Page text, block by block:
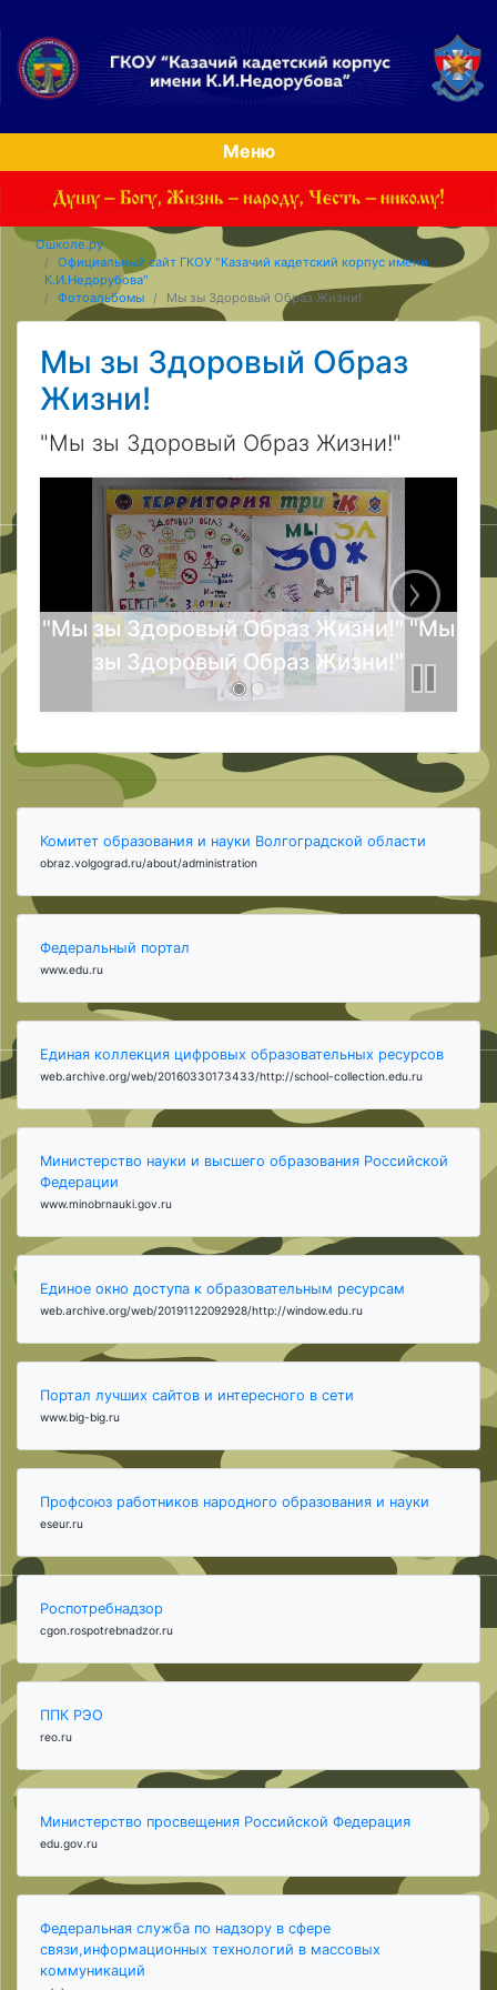
Меню
Ошколе.ру
Официальный сайт ГКОУ "Казачий кадетский корпус имени
К.И.Недорубова"
Фотоальбомы
Мы зы Здоровый Образ Жизни!
Мы зы Здоровый Образ
Жизни!
"Мы зы Здоровый Образ Жизни!"
"Мы зы Здоровый Образ Жизни!" "Мы
зы Здоровый Образ Жизни!"
Комитет образования и науки Волгоградской области
obraz.volgograd.ru/about/administration
Федеральный портал
www.edu.ru
Единая коллекция цифровых образовательных ресурсов
web.archive.org/web/20160330173433/http://school-collection.edu.ru
Министерство науки и высшего образования Российской
Федерации
www.minobrnauki.gov.ru
Единое окно доступа к образовательным ресурсам
web.archive.org/web/20191122092928/http://window.edu.ru
Портал лучших сайтов и интересного в сети
www.big-big.ru
Профсоюз работников народного образования и науки
eseur.ru
Роспотребнадзор
cgon.rospotrebnadzor.ru
ППК РЭО
reo.ru
Министерство просвещения Российской Федерация
edu.gov.ru
Федеральная служба по надзору в сфере
связи,информационных технологий в массовых
коммуникаций